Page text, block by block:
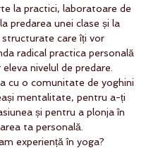
la practici, laboratoare de
predarea unei clase și la
structurate care îți vor
radical practica personală
nivelul de predare.
cu o comunitate de yoghini
mentalitate, pentru a-ți
și pentru a plonja în
ta personală.
experiență în yoga?